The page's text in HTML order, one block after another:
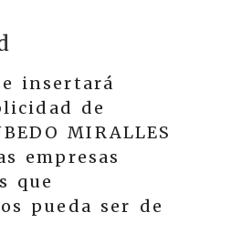
insertará
de
MIRALLES
empresas
que
pueda ser de